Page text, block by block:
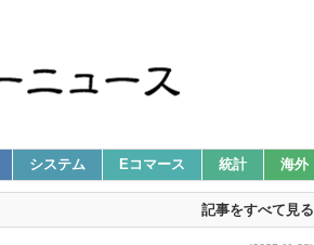
システム Eコマース 統計 海外
記事をすべて見る